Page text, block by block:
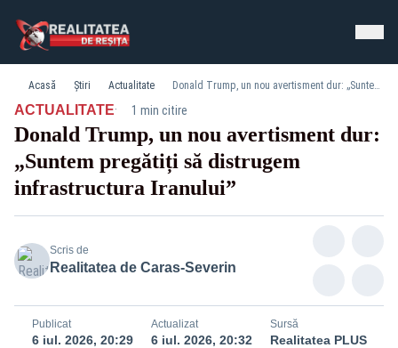
Acasă Știri Actualitate Donald Trump, un nou avertisment dur: „Suntem pregătiți să distrugem infrastructura Iranului”
ACTUALITATE· 1 min citire
Donald Trump, un nou avertisment dur:
„Suntem pregătiți să distrugem
infrastructura Iranului”
Scris de
Realitatea de Caras-Severin
Publicat
6 iul. 2026, 20:29
Actualizat
6 iul. 2026, 20:32
Sursă
Realitatea PLUS